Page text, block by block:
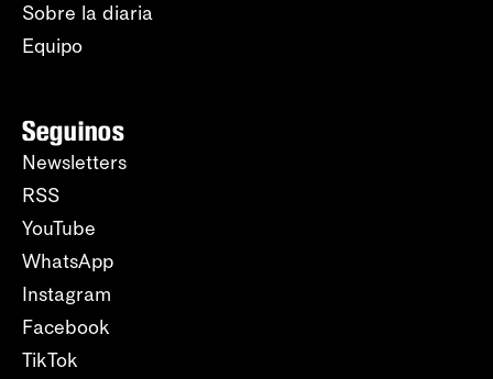
Sobre la diaria
Equipo
Seguinos
Newsletters
RSS
YouTube
WhatsApp
Instagram
Facebook
TikTok